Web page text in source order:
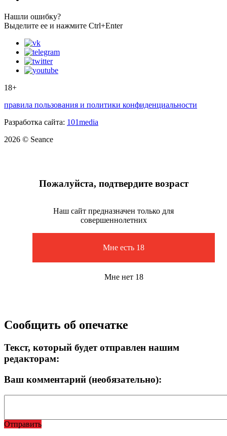
Нашли ошибку?
Выделите ее и нажмите Ctrl+Enter
18+
правила пользования и политики конфиденциальности
Разработка сайта: 101media
2026 © Seance
Пожалуйста, подтвердите возраст
Наш сайт предназначен только для
совершеннолетних
Мне есть 18
Мне нет 18
Сообщить об опечатке
Текст, который будет отправлен нашим
редакторам:
Ваш комментарий (необязательно):
Отправить